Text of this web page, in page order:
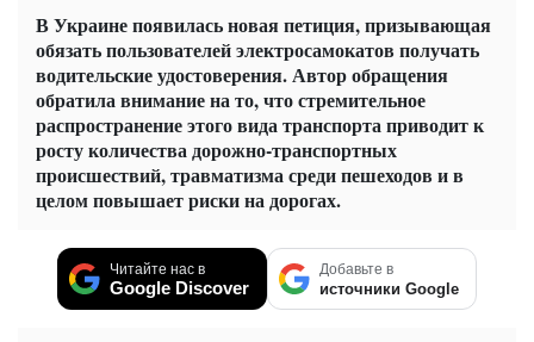
В Украине появилась новая петиция, призывающая
обязать пользователей электросамокатов получать
водительские удостоверения. Автор обращения
обратила внимание на то, что стремительное
распространение этого вида транспорта приводит к
росту количества дорожно-транспортных
происшествий, травматизма среди пешеходов и в
целом повышает риски на дорогах.
Читайте нас в
Google Discover
Добавьте в
источники Google